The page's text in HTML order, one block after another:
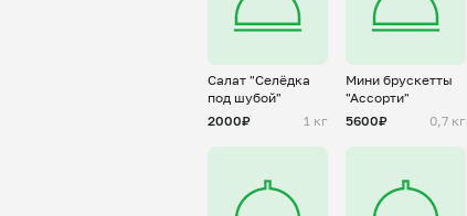
Салат "Селёдка
под шубой"
2000₽
1 кг
Мини брускетты
"Ассорти"
5600₽
0,7 кг